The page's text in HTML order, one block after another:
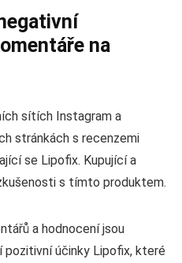
na
sítích Instagram a
stránkách s recenzemi
se Lipofix. Kupující a
s tímto produktem.
a hodnocení jsou
pozitivní účinky Lipofix, které